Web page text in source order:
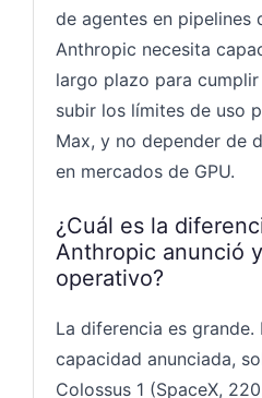
de agentes en pipelines
Anthropic necesita
largo plazo para
subir los límites de uso
Max, y no depender de
en mercados de GPU.
¿Cuál es la
Anthropic anunció
operativo?
La diferencia es grande.
capacidad anunciada,
Colossus 1 (SpaceX,